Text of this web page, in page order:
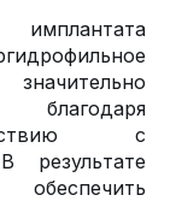
имплантата
благодаря
с
результате